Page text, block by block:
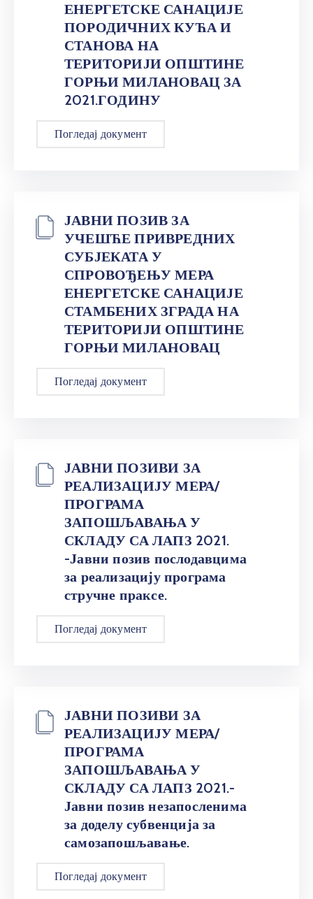
ЕНЕРГЕТСКЕ САНАЦИЈЕ
ПОРОДИЧНИХ КУЋА И
СТАНОВА НА
ТЕРИТОРИЈИ ОПШТИНЕ
ГОРЊИ МИЛАНОВАЦ ЗА
2021.ГОДИНУ
Погледај документ
ЈАВНИ ПОЗИВ ЗА
УЧЕШЋЕ ПРИВРЕДНИХ
СУБЈЕКАТА У
СПРОВОЂЕЊУ МЕРА
ЕНЕРГЕТСКЕ САНАЦИЈЕ
СТАМБЕНИХ ЗГРАДА НА
ТЕРИТОРИЈИ ОПШТИНЕ
ГОРЊИ МИЛАНОВАЦ
Погледај документ
ЈАВНИ ПОЗИВИ ЗА
РЕАЛИЗАЦИЈУ МЕРА/
ПРОГРАМА
ЗАПОШЉАВАЊА У
СКЛАДУ СА ЛАПЗ 2021.
-Јавни позив послодавцима
за реализацију програма
стручне праксе.
Погледај документ
ЈАВНИ ПОЗИВИ ЗА
РЕАЛИЗАЦИЈУ МЕРА/
ПРОГРАМА
ЗАПОШЉАВАЊА У
СКЛАДУ СА ЛАПЗ 2021.-
Јавни позив незапосленима
за доделу субвенција за
самозапошљавање.
Погледај документ